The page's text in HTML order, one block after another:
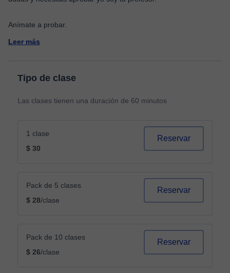
Leer más
Tipo de clase
Las clases tienen una duración de 60 minutos
1 clase
$ 30
Reservar
Pack de 5 clases
$ 28/clase
Reservar
Pack de 10 clases
$ 26/clase
Reservar